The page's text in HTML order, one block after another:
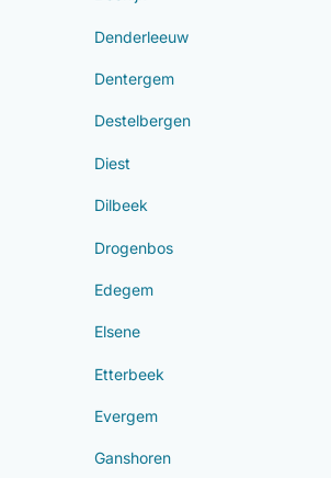
Denderleeuw
Dentergem
Destelbergen
Diest
Dilbeek
Drogenbos
Edegem
Elsene
Etterbeek
Evergem
Ganshoren